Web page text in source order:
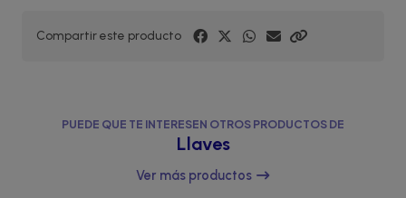
Compartir este producto
PUEDE QUE TE INTERESEN OTROS PRODUCTOS DE
Llaves
Ver más productos